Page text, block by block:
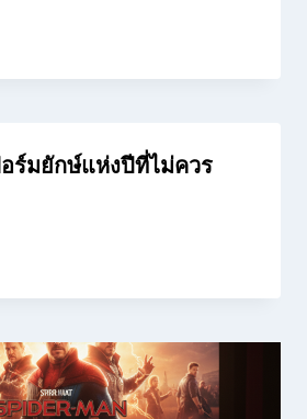
ร์มยักษ์แห่งปีที่ไม่ควร